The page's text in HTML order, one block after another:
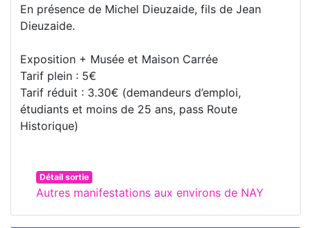
En présence de Michel Dieuzaide, fils de Jean
Dieuzaide.
Exposition + Musée et Maison Carrée
Tarif plein : 5€
Tarif réduit : 3.30€ (demandeurs d’emploi,
étudiants et moins de 25 ans, pass Route
Historique)
Détail sortie
Autres manifestations aux environs de NAY